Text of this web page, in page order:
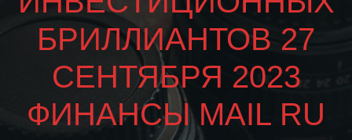
БРИЛЛИАНТОВ 27
СЕНТЯБРЯ 2023
ФИНАНСЫ MAIL RU